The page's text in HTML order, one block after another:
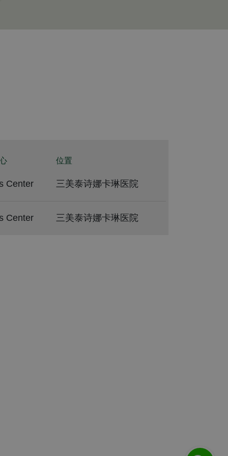
位置
Center 三美泰诗娜卡琳医院
Center 三美泰诗娜卡琳医院